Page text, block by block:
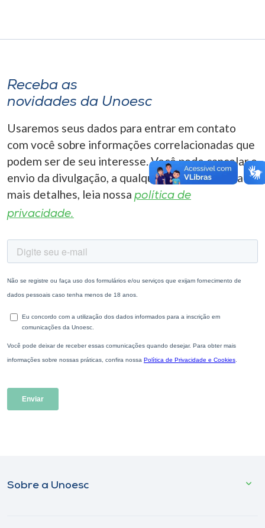
Receba as
novidades da Unoesc
Usaremos seus dados para entrar em contato
com você sobre informações correlacionadas que
podem ser de seu interesse. Você pode cancelar o
envio da divulgação, a qualquer momento. Para
mais detalhes, leia nossa política de
privacidade.
Sobre a Unoesc